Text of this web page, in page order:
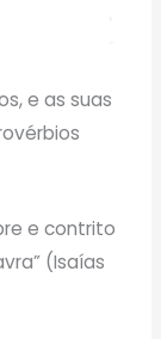
e as suas
e contrito
(Isaías